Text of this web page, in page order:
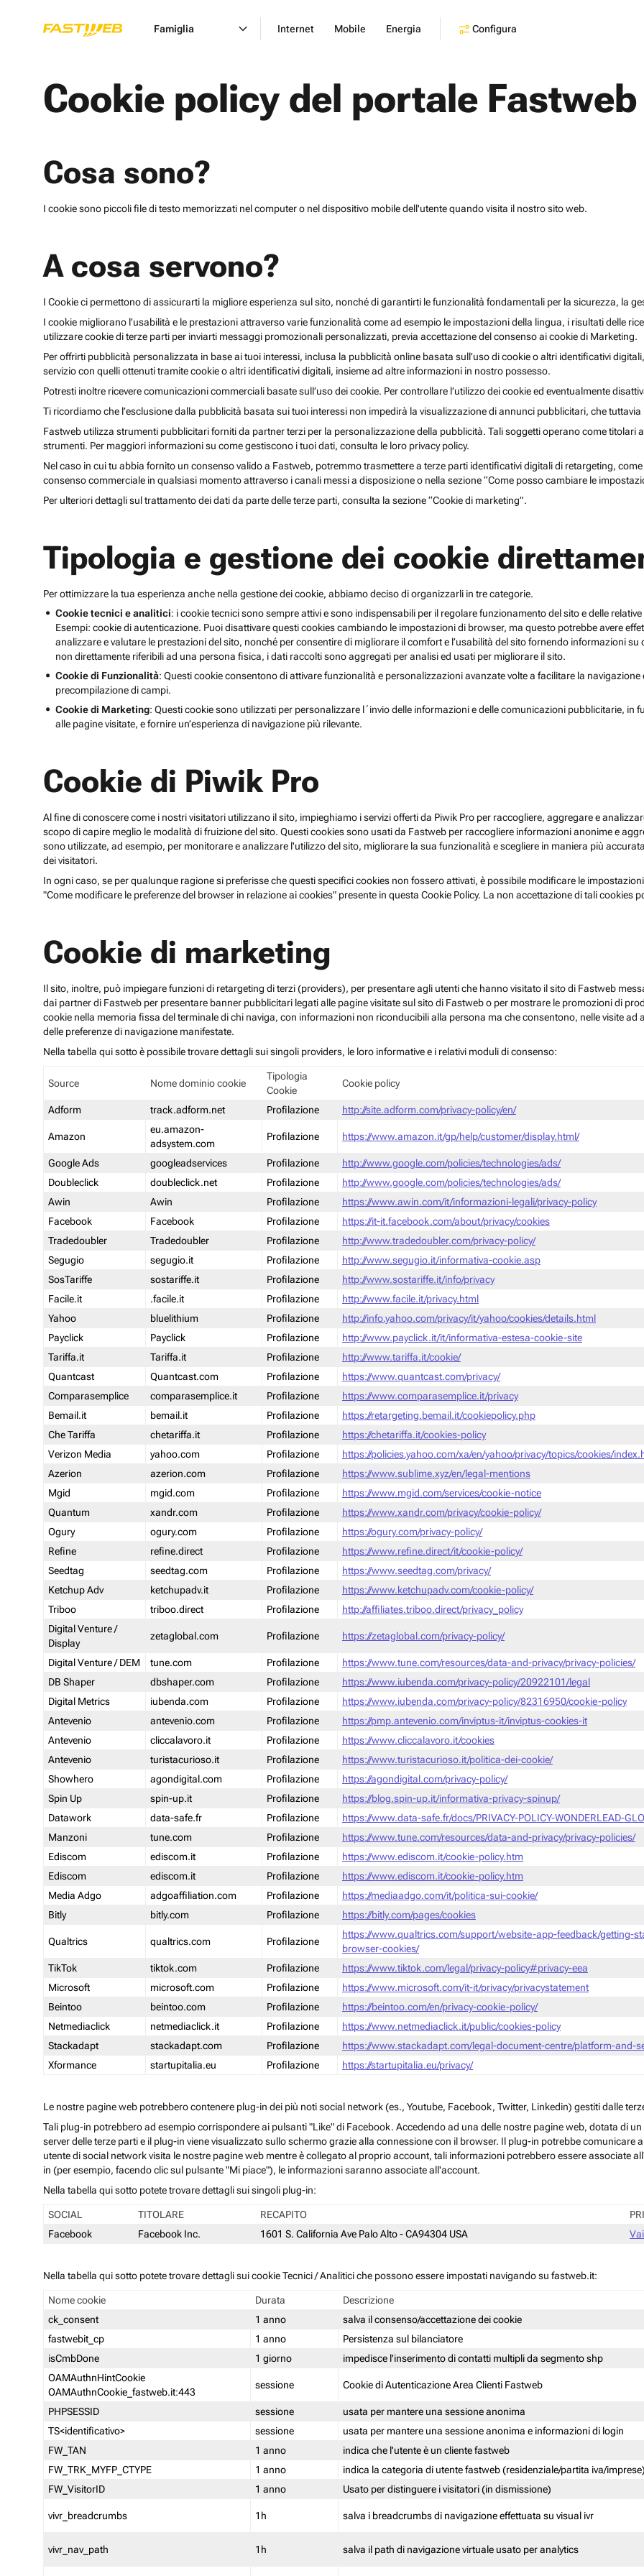
Famiglia Internet Mobile Energia Configura
Cookie policy del portale Fastweb
Cosa sono?
I cookie sono piccoli file di testo memorizzati nel computer o nel dispositivo mobile dell'utente quando visita il nostro sito web.
A cosa servono?
I Cookie ci permettono di assicurarti la migliore esperienza sul sito, nonché di garantirti le funzionalità fondamentali per la sicurezza, la
I cookie migliorano l’usabilità e le prestazioni attraverso varie funzionalità come ad esempio le impostazioni della lingua, i risultati delle
utilizzare cookie di terze parti per inviarti messaggi promozionali personalizzati, previa accettazione del consenso ai cookie di Marketing.
Per offrirti pubblicità personalizzata in base ai tuoi interessi, inclusa la pubblicità online basata sull’uso di cookie o altri identificativi
servizio con quelli ottenuti tramite cookie o altri identificativi digitali, insieme ad altre informazioni in nostro possesso.
Potresti inoltre ricevere comunicazioni commerciali basate sull’uso dei cookie. Per controllare l’utilizzo dei cookie ed eventualmente
Ti ricordiamo che l’esclusione dalla pubblicità basata sui tuoi interessi non impedirà la visualizzazione di annunci pubblicitari, che
Fastweb utilizza strumenti pubblicitari forniti da partner terzi per la personalizzazione della pubblicità. Tali soggetti operano come
strumenti. Per maggiori informazioni su come gestiscono i tuoi dati, consulta le loro privacy policy.
Nel caso in cui tu abbia fornito un consenso valido a Fastweb, potremmo trasmettere a terze parti identificativi digitali di retargeting,
consenso commerciale in qualsiasi momento attraverso i canali messi a disposizione o nella sezione “Come posso cambiare le
Per ulteriori dettagli sul trattamento dei dati da parte delle terze parti, consulta la sezione “Cookie di marketing”.
Tipologia e gestione dei cookie
Per ottimizzare la tua esperienza anche nella gestione dei cookie, abbiamo deciso di organizzarli in tre categorie.
Cookie tecnici e analitici: i cookie tecnici sono sempre attivi e sono indispensabili per il regolare funzionamento del sito e delle
Esempi: cookie di autenticazione. Puoi disattivare questi cookies cambiando le impostazioni di browser, ma questo potrebbe avere
analizzare e valutare le prestazioni del sito, nonché per consentire di migliorare il comfort e l’usabilità del sito fornendo informazioni
non direttamente riferibili ad una persona fisica, i dati raccolti sono aggregati per analisi ed usati per migliorare il sito.
Cookie di Funzionalità: Questi cookie consentono di attivare funzionalità e personalizzazioni avanzate volte a facilitare la
precompilazione di campi.
Cookie di Marketing: Questi cookie sono utilizzati per personalizzare l´invio delle informazioni e delle comunicazioni pubblicitarie, in
alle pagine visitate, e fornire un’esperienza di navigazione più rilevante.
Cookie di Piwik Pro
Al fine di conoscere come i nostri visitatori utilizzano il sito, impieghiamo i servizi offerti da Piwik Pro per raccogliere, aggregare e
scopo di capire meglio le modalità di fruizione del sito. Questi cookies sono usati da Fastweb per raccogliere informazioni anonime e
sono utilizzate, ad esempio, per monitorare e analizzare l'utilizzo del sito, migliorare la sua funzionalità e scegliere in maniera più
dei visitatori.
In ogni caso, se per qualunque ragione si preferisse che questi specifici cookies non fossero attivati, è possibile modificare le
"Come modificare le preferenze del browser in relazione ai cookies" presente in questa Cookie Policy. La non accettazione di tali cookies
Cookie di marketing
Il sito, inoltre, può impiegare funzioni di retargeting di terzi (providers), per presentare agli utenti che hanno visitato il sito di Fastweb
dai partner di Fastweb per presentare banner pubblicitari legati alle pagine visitate sul sito di Fastweb o per mostrare le promozioni di
cookie nella memoria fissa del terminale di chi naviga, con informazioni non riconducibili alla persona ma che consentono, nelle visite
delle preferenze di navigazione manifestate.
Nella tabella qui sotto è possibile trovare dettagli sui singoli providers, le loro informative e i relativi moduli di consenso:
Source Nome dominio cookie
Tipologia
Cookie
Cookie policy
Adform track.adform.net Profilazione http://site.adform.com/privacy-policy/en/
Amazon
eu.amazon-
adsystem.com
Profilazione https://www.amazon.it/gp/help/customer/display.html/
Google Ads googleadservices Profilazione
http://www.google.com/policies/technologies/ads/
Doubleclick
doubleclick.net Profilazione
http://www.google.com/policies/technologies/ads/
Awin
Awin Profilazione
https://www.awin.com/it/informazioni-legali/privacy-policy
Facebook
Facebook Profilazione
https://it-it.facebook.com/about/privacy/cookies
Tradedoubler
Tradedoubler Profilazione
http://www.tradedoubler.com/privacy-policy/
Segugio
segugio.it Profilazione
http://www.segugio.it/informativa-cookie.asp
SosTariffe
sostariffe.it Profilazione
http://www.sostariffe.it/info/privacy
Facile.it
.facile.it Profilazione
http://www.facile.it/privacy.html
Yahoo
bluelithium Profilazione
http://info.yahoo.com/privacy/it/yahoo/cookies/details.html
Payclick
Payclick Profilazione
http://www.payclick.it/it/informativa-estesa-cookie-site
Tariffa.it
Tariffa.it Profilazione
http://www.tariffa.it/cookie/
Quantcast
Quantcast.com Profilazione
https://www.quantcast.com/privacy/
Comparasemplice
comparasemplice.it Profilazione
https://www.comparasemplice.it/privacy
Bemail.it
bemail.it Profilazione
https://retargeting.bemail.it/cookiepolicy.php
Che Tariffa
chetariffa.it Profilazione
https://chetariffa.it/cookies-policy
Verizon Media
yahoo.com Profilazione
https://policies.yahoo.com/xa/en/yahoo/privacy/topics/cookies/
Azerion
azerion.com Profilazione
https://www.sublime.xyz/en/legal-mentions
Mgid
mgid.com Profilazione
https://www.mgid.com/services/cookie-notice
Quantum
xandr.com Profilazione
https://www.xandr.com/privacy/cookie-policy/
Ogury
ogury.com Profilazione
https://ogury.com/privacy-policy/
Refine
refine.direct Profilazione
https://www.refine.direct/it/cookie-policy/
Seedtag
seedtag.com Profilazione
https://www.seedtag.com/privacy/
Ketchup Adv
ketchupadv.it Profilazione
https://www.ketchupadv.com/cookie-policy/
Triboo
triboo.direct Profilazione
http://affiliates.triboo.direct/privacy_policy
Digital Venture /
Display
zetaglobal.com Profilazione https://zetaglobal.com/privacy-policy/
Digital Venture / DEM tune.com Profilazione
https://www.tune.com/resources/data-and-privacy/privacy-policies/
DB Shaper
dbshaper.com Profilazione
https://www.iubenda.com/privacy-policy/20922101/legal
Digital Metrics
iubenda.com Profilazione
https://www.iubenda.com/privacy-policy/82316950/cookie-policy
Antevenio
antevenio.com Profilazione
https://pmp.antevenio.com/inviptus-it/inviptus-cookies-it
Antevenio
cliccalavoro.it Profilazione
https://www.cliccalavoro.it/cookies
Antevenio
turistacurioso.it Profilazione
https://www.turistacurioso.it/politica-dei-cookie/
Showhero
agondigital.com Profilazione
https://agondigital.com/privacy-policy/
Spin Up
spin-up.it Profilazione
https://blog.spin-up.it/informativa-privacy-spinup/
Datawork
data-safe.fr Profilazione
https://www.data-safe.fr/docs/PRIVACY-POLICY-WONDERLEAD-
Manzoni
tune.com Profilazione
https://www.tune.com/resources/data-and-privacy/privacy-policies/
Ediscom
ediscom.it Profilazione
https://www.ediscom.it/cookie-policy.htm
Ediscom
ediscom.it Profilazione
https://www.ediscom.it/cookie-policy.htm
Media Adgo
adgoaffiliation.com Profilazione
https://mediaadgo.com/it/politica-sui-cookie/
Bitly
bitly.com Profilazione https://bitly.com/pages/cookies
Qualtrics qualtrics.com Profilazione
https://www.qualtrics.com/support/website-app-feedback/getting-
browser-cookies/
TikTok
tiktok.com Profilazione
https://www.tiktok.com/legal/privacy-policy#privacy-eea
Microsoft
microsoft.com Profilazione
https://www.microsoft.com/it-it/privacy/privacystatement
Beintoo
beintoo.com Profilazione
https://beintoo.com/en/privacy-cookie-policy/
Netmediaclick
netmediaclick.it Profilazione
https://www.netmediaclick.it/public/cookies-policy
Stackadapt
stackadapt.com Profilazione
https://www.stackadapt.com/legal-document-centre/platform-and-
Xformance
startupitalia.eu Profilazione https://startupitalia.eu/privacy/
Le nostre pagine web potrebbero contenere plug-in dei più noti social network (es., Youtube, Facebook, Twitter, Linkedin) gestiti dalle
Tali plug-in potrebbero ad esempio corrispondere ai pulsanti "Like" di Facebook. Accedendo ad una delle nostre pagine web, dotata di
server delle terze parti e il plug-in viene visualizzato sullo schermo grazie alla connessione con il browser. Il plug-in potrebbe comunicare
utente di social network visita le nostre pagine web mentre è collegato al proprio account, tali informazioni potrebbero essere associate
in (per esempio, facendo clic sul pulsante "Mi piace"), le informazioni saranno associate all'account.
Nella tabella qui sotto potete trovare dettagli sui singoli plug-in:
SOCIAL TITOLARE RECAPITO
Facebook
Facebook Inc. 1601 S. California Ave Palo Alto - CA94304 USA
Nella tabella qui sotto potete trovare dettagli sui cookie Tecnici / Analitici che possono essere impostati navigando su fastweb.it:
Nome cookie Durata
Descrizione
ck_consent
1 anno
salva il consenso/accettazione dei cookie
fastwebit_cp
1 anno
Persistenza sul bilanciatore
isCmbDone
1 giorno
impedisce l'inserimento di contatti multipli da segmento shp
OAMAuthnHintCookie
OAMAuthnCookie_fastweb.it:443
sessione Cookie di Autenticazione Area Clienti Fastweb
PHPSESSID sessione
usata per mantere una sessione anonima
TS<identificativo>
sessione
usata per mantere una sessione anonima e informazioni di login
FW_TAN
1 anno
indica che l'utente è un cliente fastweb
FW_TRK_MYFP_CTYPE
1 anno
indica la categoria di utente fastweb (residenziale/partita iva/
FW_VisitorID
1 anno Usato per distinguere i visitatori (in dismissione)
vivr_breadcrumbs 1h salva i breadcrumbs di navigazione effettuata su visual ivr
vivr_nav_path 1h salva il path di navigazione virtuale usato per analytics